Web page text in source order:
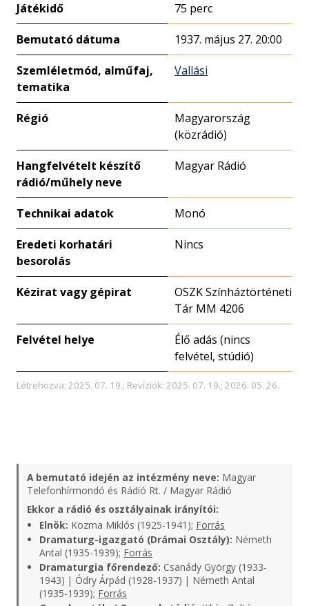
Játékidő 75 perc
Bemutató dátuma 1937. május 27. 20:00
Szemléletmód, alműfaj,
tematika
Vallási
Régió
Magyarország
(közrádió)
Hangfelvételt készítő
rádió/műhely neve
Magyar Rádió
Technikai adatok Monó
Eredeti korhatári
besorolás
Nincs
Kézirat vagy gépirat
OSZK Színháztörténeti
Tár MM 4206
Felvétel helye
Élő adás (nincs
felvétel, stúdió)
Létrehozva: 2025. 07. 19.; Revíziók: 2025. 07. 19.; 2026. 05. 26.
A bemutató idején az intézmény neve: Magyar
Telefonhírmondó és Rádió Rt. / Magyar Rádió
Ekkor a rádió és osztályainak irányítói:
Elnök: Kozma Miklós (1925-1941); Forrás
Dramaturg-igazgató (Drámai Osztály): Németh
Antal (1935-1939); Forrás
Dramaturgia főrendező: Csanády György (1933-
1943) | Ódry Árpád (1928-1937) | Németh Antal
(1935-1939); Forrás